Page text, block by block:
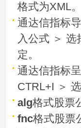
格式为XML。
通达信指标
入公式 ＞
定。
通达信指标
CTRL+I ＞
alg格式股票
fnc格式股票